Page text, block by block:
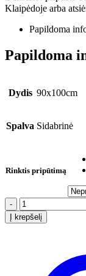
Klaipėdoje arba
Papildoma
Papildoma
Dydis 90x100cm
Spalva Sidabrinė
Rinktis pripūtimą
-
Į krepšelį